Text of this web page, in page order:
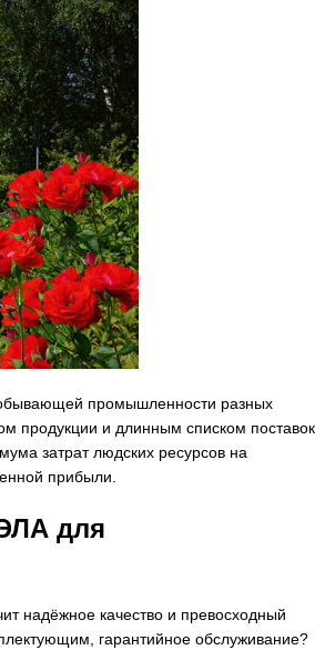
промышленности разных
продукции и длинным списком
затрат людских ресурсов на
прибыли.
для
надёжное качество и превосходный
гарантийное обслуживание?